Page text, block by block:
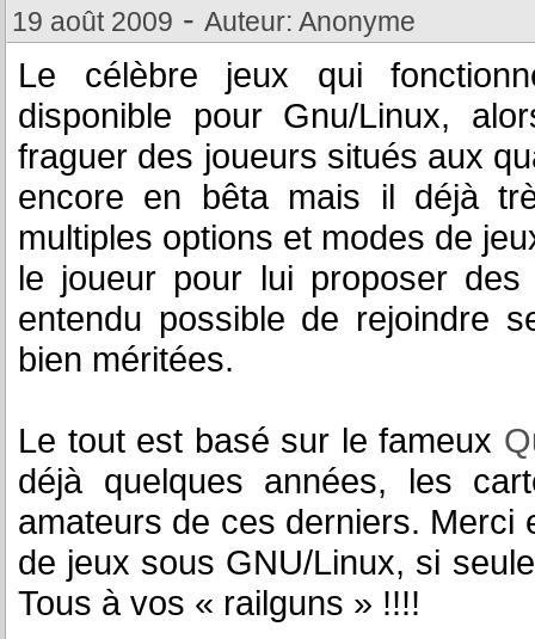
19 août 2009 - Auteur: Anonyme
Le célèbre jeux qui
disponible pour Gnu/Linux,
fraguer des joueurs situés aux
encore en bêta mais il déjà
multiples options et modes de
le joueur pour lui proposer
entendu possible de rejoindre
bien méritées.
Le tout est basé sur le fameux
déjà quelques années, les
amateurs de ces derniers. Merci
de jeux sous GNU/Linux, si
Tous à vos « railguns » !!!!